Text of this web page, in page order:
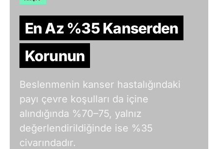
En Az %35 Kanserden
Korunun
Beslenmenin kanser hastalığındaki
payı çevre koşulları da içine
alındığında %70–75, yalnız
değerlendirildiğinde ise %35
civarındadır.